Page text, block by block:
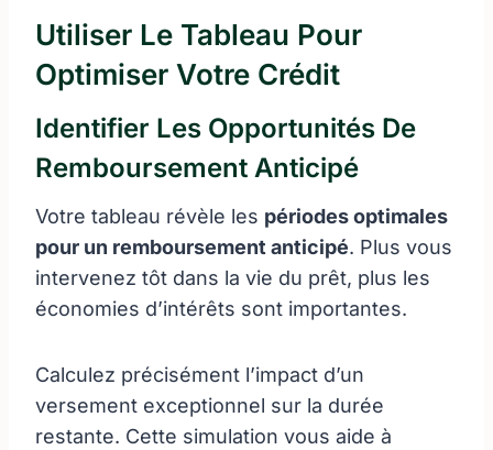
Utiliser Le Tableau Pour
Optimiser Votre Crédit
Identifier Les Opportunités De
Remboursement Anticipé
Votre tableau révèle les périodes optimales
pour un remboursement anticipé. Plus vous
intervenez tôt dans la vie du prêt, plus les
économies d’intérêts sont importantes.
Calculez précisément l’impact d’un
versement exceptionnel sur la durée
restante. Cette simulation vous aide à